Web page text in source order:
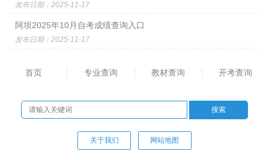
发布日期：2025-11-17
阿坝2025年10月自考成绩查询入口
发布日期：2025-11-17
首页 专业查询 教材查询 开考查询
关于我们 网站地图